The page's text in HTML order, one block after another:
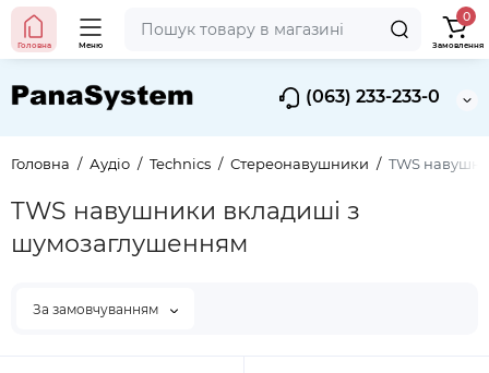
(063) 233-233-0
Головна Меню
0
Замовлення
Головна Аудіо Technics Стереонавушники TWS
TWS навушники вкладиші з
шумозаглушенням
За замовчуванням